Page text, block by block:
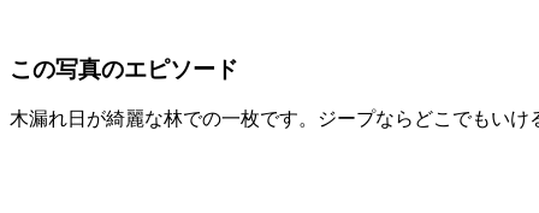
この写真のエピソード
木漏れ日が綺麗な林での一枚です。ジープならどこでもい